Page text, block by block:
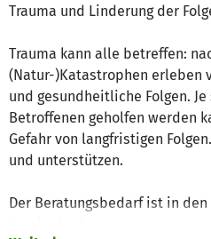
Trauma und Linderung der
Trauma kann alle betreffen:
(Natur-)Katastrophen erleben
und gesundheitliche Folgen.
Betroffenen geholfen werden
Gefahr von langfristigen
und unterstützen.
Der Beratungsbedarf ist in den